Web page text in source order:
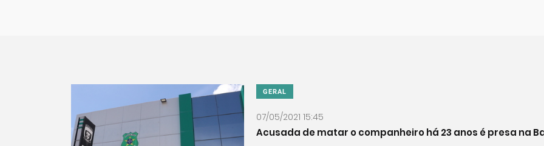
GERAL
07/05/2021 15:45
Acusada de matar o companheiro há 23 anos é presa na